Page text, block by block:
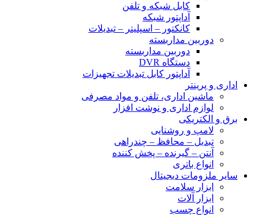
کابل شبکه و تلفن
آداپتور شبکه
کانکتور – اسپلیتر – تبدیلات
دوربین مداربسته
دوربین مداربسته
دستگاه DVR
آداپتور کابل تبدیلات تجهیزات
اداری و پرینتر
ماشین اداری، تلفن و مواد مصرفی
لوازم اداری و نوشت افزار
برق و الکتریکی
لامپ و روشنایی
تبدیل – محافظ – چندراهی
آنتن – گیرنده – پخش کننده
انواع باتری
سایر ملزومات دیجیتال
ابزار سلامت
ابزار آلات
انواع چسب